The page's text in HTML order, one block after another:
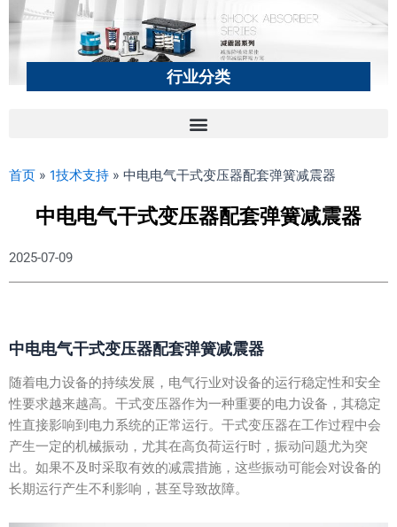
行业分类
首页 » 1技术支持 » 中电电气干式变压器配套弹簧减震器
中电电气干式变压器配套弹簧减震器
2025-07-09
中电电气干式变压器配套弹簧减震器
随着电力设备的持续发展，电气行业对设备的运行稳定性和安全
性要求越来越高。干式变压器作为一种重要的电力设备，其稳定
性直接影响到电力系统的正常运行。干式变压器在工作过程中会
产生一定的机械振动，尤其在高负荷运行时，振动问题尤为突
出。如果不及时采取有效的减震措施，这些振动可能会对设备的
长期运行产生不利影响，甚至导致故障。